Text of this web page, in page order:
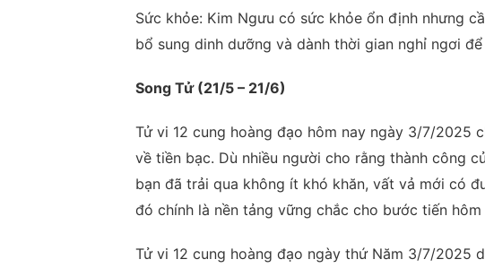
Sức khỏe: Kim Ngưu có sức khỏe ổn định nhưng
bổ sung dinh dưỡng và dành thời gian nghỉ ngơi
Song Tử (21/5 – 21/6)
Tử vi 12 cung hoàng đạo hôm nay ngày 3/7/2025
về tiền bạc. Dù nhiều người cho rằng thành công
bạn đã trải qua không ít khó khăn, vất vả mới có
đó chính là nền tảng vững chắc cho bước tiến hôm
Tử vi 12 cung hoàng đạo ngày thứ Năm 3/7/2025